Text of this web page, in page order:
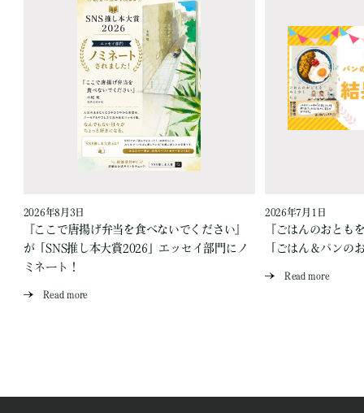
2026年8月3日
『ここで唐揚げ弁当を食べないでください』
が「SNS推し本大賞2026」エッセイ部門にノ
ミネート！
Read more
2026年7月1日
『ごはんのおとも
「ごはん＆パンの
Read more